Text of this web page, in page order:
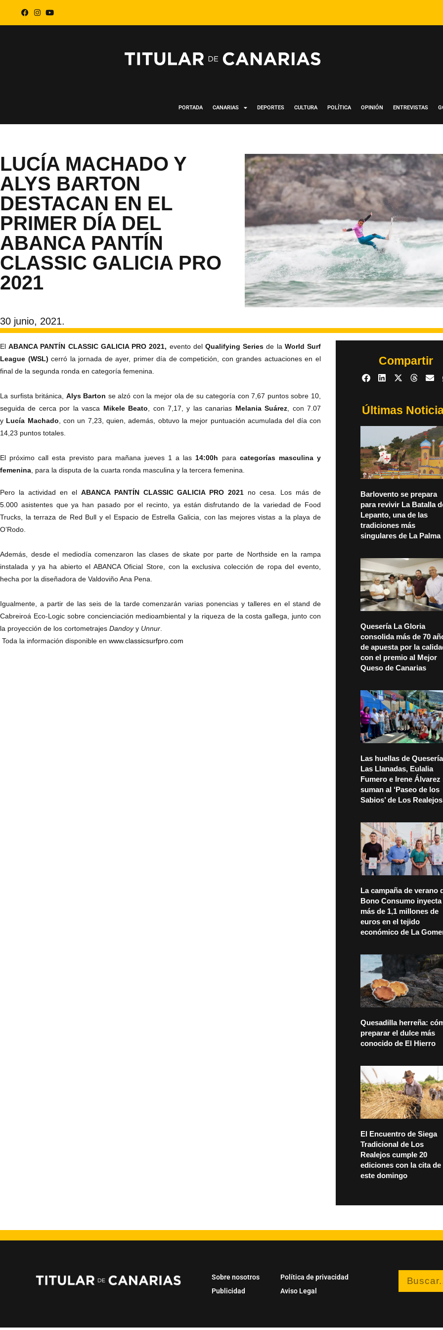
PORTADA CANARIAS DEPORTES CULTURA POLÍTICA OPINIÓN ENTREVISTAS
LUCÍA MACHADO Y
ALYS BARTON
DESTACAN EN EL
PRIMER DÍA DEL
ABANCA PANTÍN
CLASSIC GALICIA PRO
2021
30 junio, 2021.
ElABANCA PANTÍN CLASSIC GALICIA PRO 2021, evento delQualifying Seriesde la World Surf
League (WSL)cerró la jornada de ayer, primer día de competición, con grandes actuaciones en el
final de la segunda ronda en categoría femenina.
La surfista británica, Alys Barton se alzó con la mejor ola de su categoría con 7,67 puntos sobre 10,
seguida de cerca por la vasca Mikele Beato , con 7,17, y las canarias Melania Suárez , con 7.07
y Lucía Machado , con un 7,23, quien, además, obtuvo la mejor puntuación acumulada del día con
14,23 puntos totales.
El próximo call esta previsto para mañana jueves 1 a las 14:00h para categorías masculina y
femenina , para la disputa de la cuarta ronda masculina y la tercera femenina.
Pero la actividad en el ABANCA PANTÍN CLASSIC GALICIA PRO 2021 no cesa. Los más de
5.000 asistentes que ya han pasado por el recinto, ya están disfrutando de la variedad de Food
Trucks, la terraza de Red Bull y el Espacio de Estrella Galicia, con las mejores vistas a la playa de
O’Rodo.
Además, desde el mediodía comenzaron las clases de skate por parte de Northside en la rampa
instalada y ya ha abierto el ABANCA Oficial Store, con la exclusiva colección de ropa del evento,
hecha por la diseñadora de Valdoviño Ana Pena.
Igualmente, a partir de las seis de la tarde comenzarán varias ponencias y talleres en el stand de
Cabreiroá Eco-Logic sobre concienciación medioambiental y la riqueza de la costa gallega, junto con
la proyección de los cortometrajes Dandoyy Unnur
Toda la información disponible en www.classicsurfpro.com
Compartir
Últimas
Barlovento se prepara
para revivir La Batalla
Lepanto, una de las
tradiciones más
singulares de La Palma
Quesería La Gloria
consolida más de 70
de apuesta por la
con el premio al Mejor
Queso de Canarias
Las huellas de Quesería
Las Llanadas, Eulalia
Fumero e Irene Álvarez
suman al ‘Paseo de los
Sabios’ de Los Realejos
La campaña de verano
Bono Consumo inyecta
más de 1,1 millones de
euros en el tejido
económico de La
Quesadilla herreña:
preparar el dulce más
conocido de El Hierro
El Encuentro de Siega
Tradicional de Los
Realejos cumple 20
ediciones con la cita de
este domingo
Sobre nosotros
Publicidad
Política de privacidad
Aviso Legal